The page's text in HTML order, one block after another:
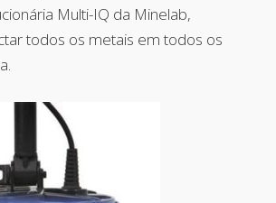
Multi-IQ da Minelab,
todos os metais em todos os